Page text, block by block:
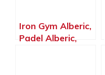
Iron Gym Alberic,
Padel Alberic,